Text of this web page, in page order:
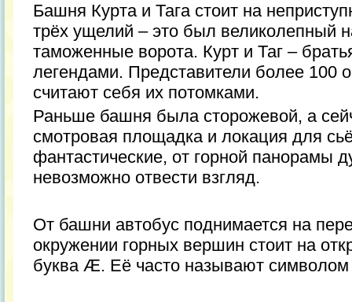
Башня Курта и Тага стоит на
трёх ущелий – это был великолепный
таможенные ворота. Курт и Таг –
легендами. Представители более 100
считают себя их потомками.
Раньше башня была сторожевой, а
смотровая площадка и локация для
фантастические, от горной панорамы
невозможно отвести взгляд.
От башни автобус поднимается на
окружении горных вершин стоит на
буква Æ. Её часто называют символом